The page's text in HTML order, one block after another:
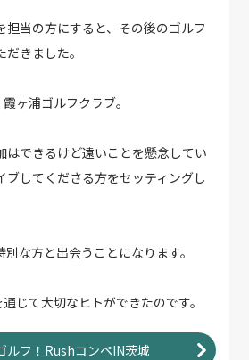
担当の方にすると、その後のゴルフ
きました。
ヶ浦ゴルフクラブ。
はできるけど遠いことを懸念してい
してくださる方をセッティングし
な方と出会うことになります。
通じて大切なヒトができたのです。
ルフ！RushコンペIN茨城